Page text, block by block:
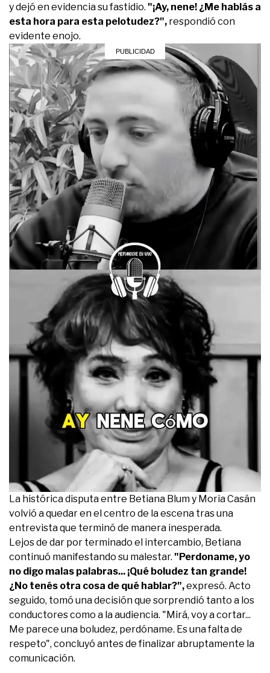
y dejó en evidencia su fastidio. "¡Ay, nene! ¿Me hablás a
esta hora para esta pelotudez?", respondió con
evidente enojo.
La histórica disputa entre Betiana Blum y Moria Casán
volvió a quedar en el centro de la escena tras una
entrevista que terminó de manera inesperada.
Lejos de dar por terminado el intercambio, Betiana
continuó manifestando su malestar. "Perdoname, yo
no digo malas palabras... ¡Qué boludez tan grande!
¿No tenés otra cosa de qué hablar?",expresó. Acto
seguido, tomó una decisión que sorprendió tanto a los
conductores como a la audiencia. "Mirá, voy a cortar...
Me parece una boludez, perdóname. Es una falta de
respeto", concluyó antes de finalizar abruptamente la
comunicación.